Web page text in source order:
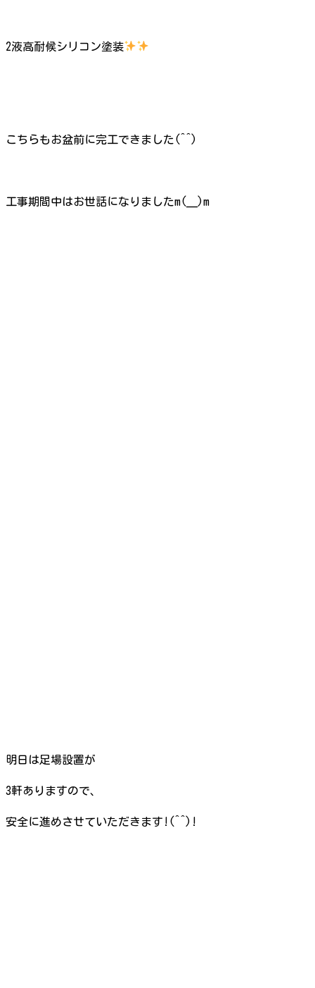
2液高耐候シリコン塗装
こちらもお盆前に完工できました(^^)
工事期間中はお世話になりましたm(__)m
明日は足場設置が
3軒ありますので、
安全に進めさせていただきます!(^^)!